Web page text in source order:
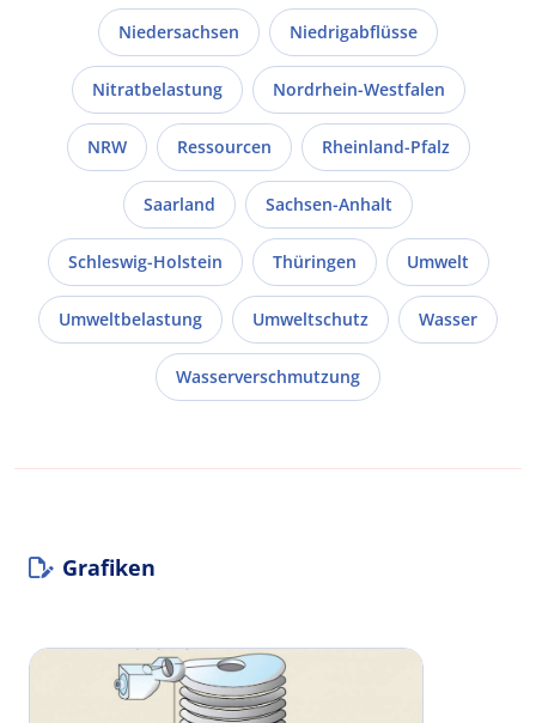
Niedersachsen Niedrigabflüsse
Nitratbelastung Nordrhein-Westfalen
NRW Ressourcen Rheinland-Pfalz
Saarland Sachsen-Anhalt
Schleswig-Holstein Thüringen Umwelt
Umweltbelastung Umweltschutz Wasser
Wasserverschmutzung
Grafiken